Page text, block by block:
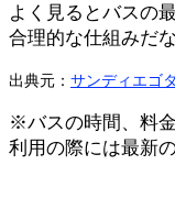
よく見るとバスの
合理的な仕組みだ
出典元： サンディエゴ
※バスの時間、料
利用の際には最新